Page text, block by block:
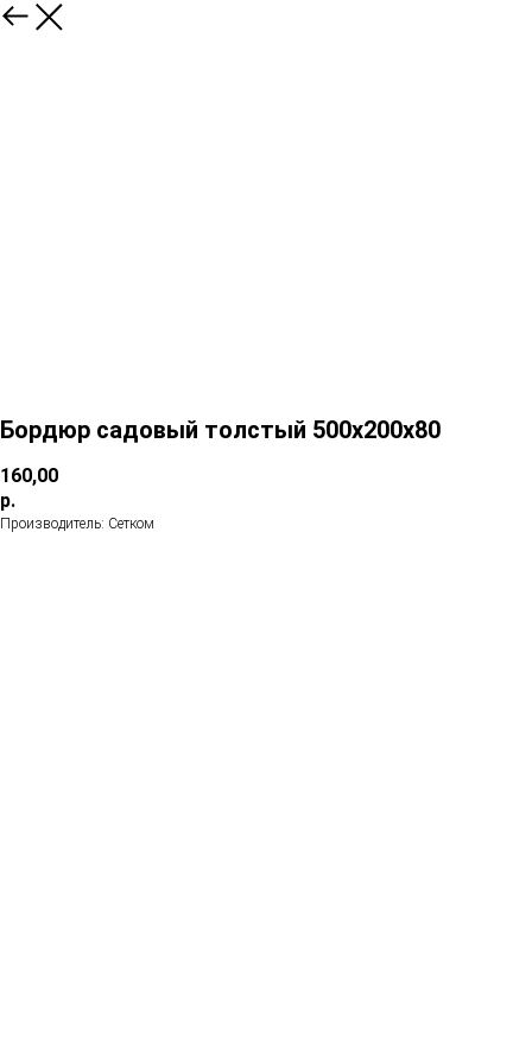
Бордюр садовый толстый 500х200х80
160,00
р.
Производитель: Сетком